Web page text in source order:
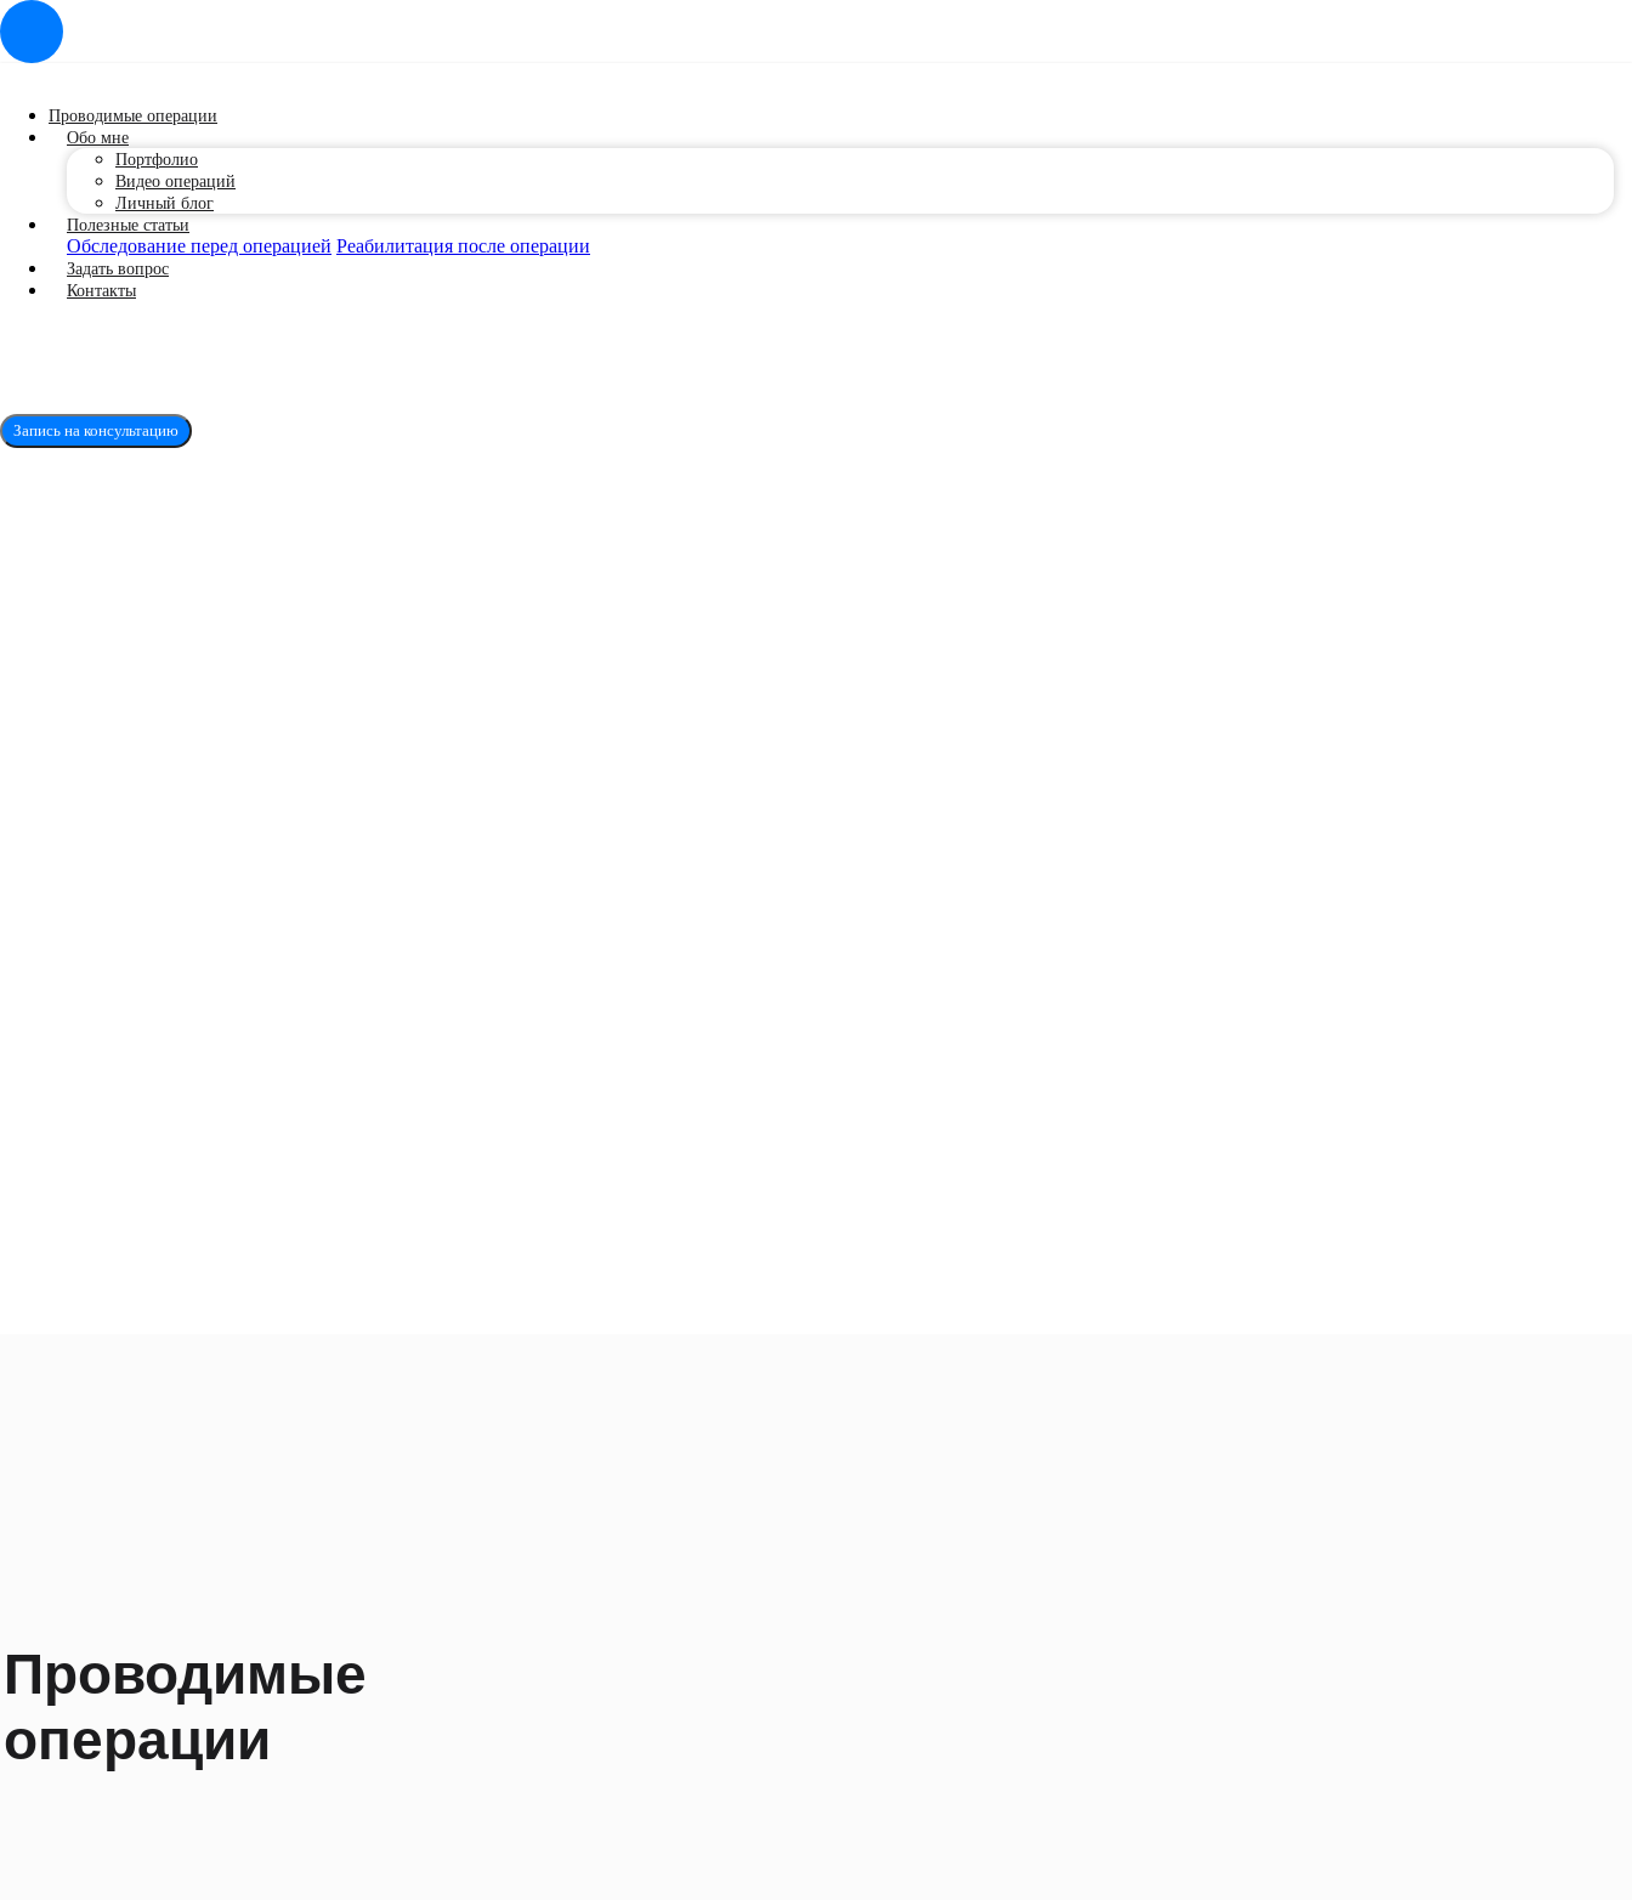
Проводимые операции
Обо мне
Портфолио
Видео операций
Личный блог
Полезные статьи
Обследование перед операцией Реабилитация после операции
Задать вопрос
Контакты
Запись на консультацию
Проводимые
операции